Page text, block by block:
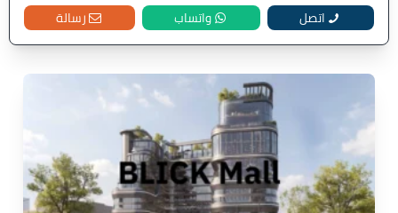
اتصل واتساب رسالة